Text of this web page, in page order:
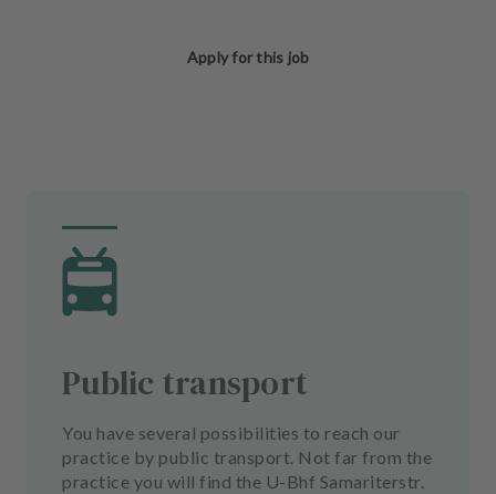
Apply for this job
Public transport
You have several possibilities to reach our
practice by public transport. Not far from the
practice you will find the U-Bhf Samariterstr.